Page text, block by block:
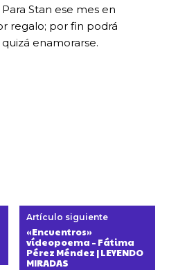
Stan ese mes en
regalo; por fin podrá
enamorarse.
Artículo siguiente
«Encuentros»
vídeopoema – Fátima
Pérez Méndez | LEYENDO
MIRADAS